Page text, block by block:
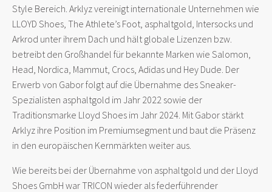
Style Bereich. Arklyz vereinigt internationale Unternehmen wie
LLOYD Shoes, The Athlete’s Foot, asphaltgold, Intersocks und
Arkrod unter ihrem Dach und hält globale Lizenzen bzw.
betreibt den Großhandel für bekannte Marken wie Salomon,
Head, Nordica, Mammut, Crocs, Adidas und Hey Dude. Der
Erwerb von Gabor folgt auf die Übernahme des Sneaker-
Spezialisten asphaltgold im Jahr 2022 sowie der
Traditionsmarke Lloyd Shoes im Jahr 2024. Mit Gabor stärkt
Arklyz ihre Position im Premiumsegment und baut die Präsenz
in den europäischen Kernmärkten weiter aus.
Wie bereits bei der Übernahme von asphaltgold und der Lloyd
Shoes GmbH war TRICON wieder als federführender